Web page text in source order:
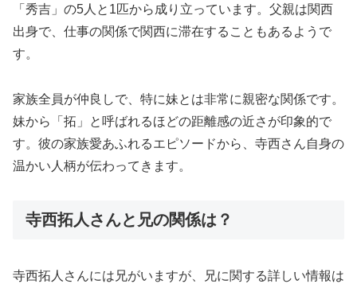
「秀吉」の5人と1匹から成り立っています。父親は関西
出身で、仕事の関係で関西に滞在することもあるようで
す。
家族全員が仲良しで、特に妹とは非常に親密な関係です。
妹から「拓」と呼ばれるほどの距離感の近さが印象的で
す。彼の家族愛あふれるエピソードから、寺西さん自身の
温かい人柄が伝わってきます。
寺西拓人さんと兄の関係は？
寺西拓人さんには兄がいますが、兄に関する詳しい情報は